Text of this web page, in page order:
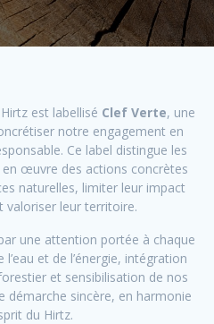
est labellisé Clef Verte, une
notre engagement en
Ce label distingue les
œuvre des actions concrètes
naturelles, limiter leur impact
valoriser leur territoire.
une attention portée à chaque
et de l’énergie, intégration
et sensibilisation de nos
démarche sincère, en harmonie
du Hirtz.